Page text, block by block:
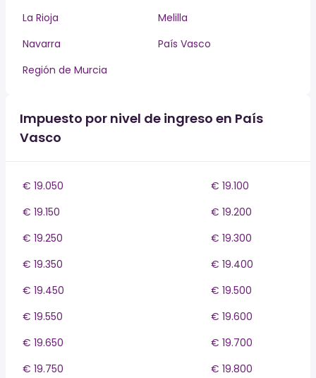
La Rioja
Melilla
Navarra
País Vasco
Región de Murcia
Impuesto por nivel de ingreso en País
Vasco
€ 19.050
€ 19.100
€ 19.150
€ 19.200
€ 19.250
€ 19.300
€ 19.350
€ 19.400
€ 19.450
€ 19.500
€ 19.550
€ 19.600
€ 19.650
€ 19.700
€ 19.750
€ 19.800